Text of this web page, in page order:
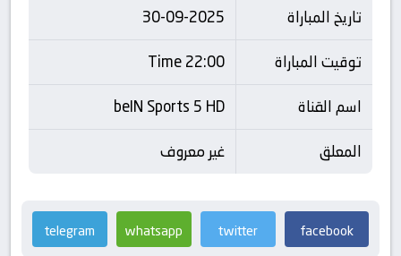
تاريخ المباراة
30-09-2025
توقيت المباراة
22:00 Time
اسم القناة
beIN Sports 5 HD
المعلق
غير معروف
facebook
twitter
whatsapp
telegram